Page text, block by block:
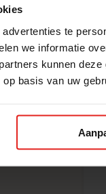
te
we informatie
kunnen
basis van uw